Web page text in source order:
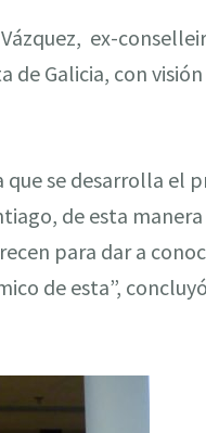
ex-
de Galicia, con
que se desarrolla el
de esta manera
para dar a
de esta”,